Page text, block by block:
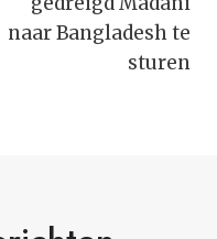
naar Bangladesh te
sturen